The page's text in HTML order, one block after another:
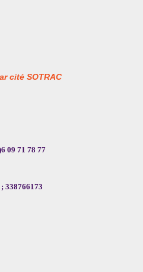
cité SOTRAC
09 71 78 77
338766173